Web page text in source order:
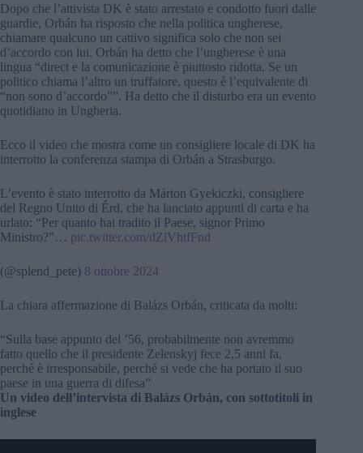
Dopo che l’attivista DK è stato arrestato e condotto fuori dalle
guardie, Orbán ha risposto che nella politica ungherese,
chiamare qualcuno un cattivo significa solo che non sei
d’accordo con lui. Orbán ha detto che l’ungherese è una
lingua “direct e la comunicazione è piuttosto ridotta. Se un
politico chiama l’altro un truffatore, questo è l’equivalente di
“non sono d’accordo””. Ha detto che il disturbo era un evento
quotidiano in Ungheria.
Ecco il video che mostra come un consigliere locale di DK ha
interrotto la conferenza stampa di Orbán a Strasburgo.
L’evento è stato interrotto da Márton Gyekiczki, consigliere
del Regno Unito di Érd, che ha lanciato appunti di carta e ha
urlato: “Per quanto hai tradito il Paese, signor Primo
Ministro?”… pic.twitter.com/dZiVhtfFnd
(@splend_pete) 8 ottobre 2024
La chiara affermazione di Balázs Orbán, criticata da molti:
“Sulla base appunto del ’56, probabilmente non avremmo
fatto quello che il presidente Zelenskyj fece 2,5 anni fa,
perché è irresponsabile, perché si vede che ha portato il suo
paese in una guerra di difesa”
Un video dell’intervista di Balázs Orbán, con sottotitoli in
inglese